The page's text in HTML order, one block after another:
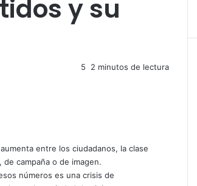
y su
5
2 minutos de lectura
entre los ciudadanos, la clase
campaña o de imagen.
números es una crisis de